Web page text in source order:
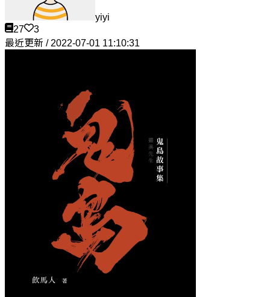
yiyi
27
3
最近更新 / 2022-07-01 11:10:31